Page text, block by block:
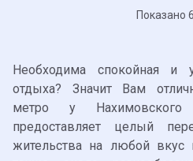
Показано
Необходима спокойная и
отдыха? Значит Вам
метро у Нахимовского
предоставляет целый
жительства на любой вкус